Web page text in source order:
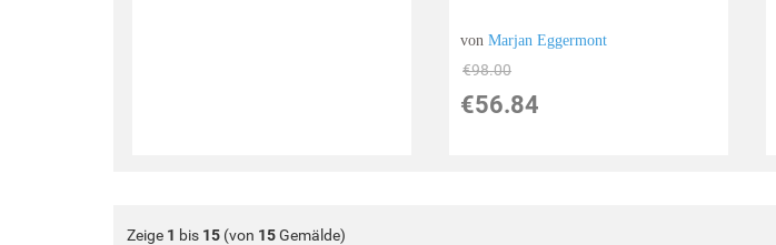
vonMarjan Eggermont
€98.00
€56.84
Zeige 1 bis 15 (von 15Gemälde)